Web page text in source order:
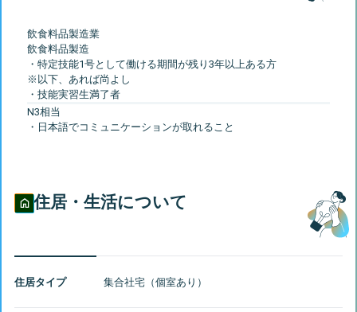
飲食料品製造業
飲食料品製造
・特定技能1号として働ける期間が残り3年以上ある方
※以下、あれば尚よし
N3相当
住居・生活について
住居タイプ 集合社宅（個室あり）